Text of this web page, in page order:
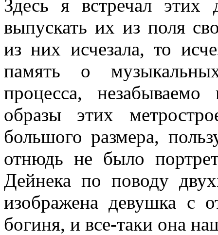
Здесь я встречал
выпускать их из поля
из них исчезала, то
память о
процесса,
образы этих
большого размера,
отнюдь не было
Дейнека по поводу
изображена девушка с
богиня, и все-таки она